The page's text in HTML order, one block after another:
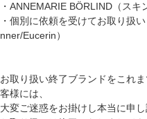
・ANNEMARIE BÖRLIND（スキ
・個別に依頼を受けてお取り扱
nner/Eucerin）
お取り扱い終了ブランドをこれ
客様には、
大変ご迷惑をお掛けし本当に申し